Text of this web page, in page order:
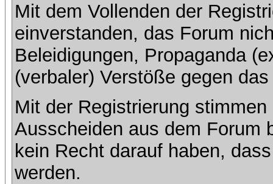
Mit dem Vollenden der
einverstanden, das Forum
Beleidigungen, Propaganda
(verbaler) Verstöße gegen
Mit der Registrierung
Ausscheiden aus dem Forum
kein Recht darauf haben,
werden.